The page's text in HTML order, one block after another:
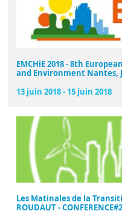
EMCHiE 2018 - 8th
and Environment Nantes,
13 juin 2018- 15 juin 2018
Les Matinales de la
ROUDAUT - CONFERENCE#2